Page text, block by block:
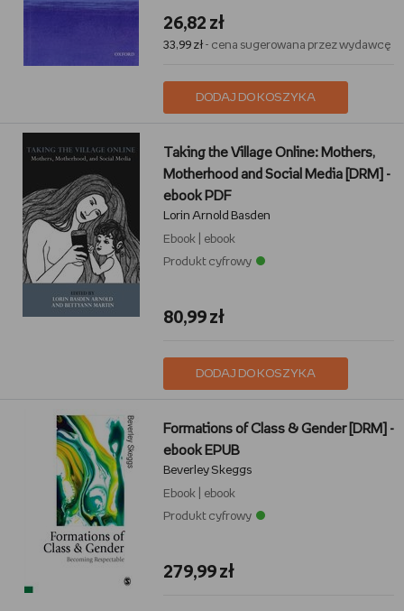
26,82 zł
33,99 zł- cena sugerowana przez wydawcę
DODAJ DO KOSZYKA
Taking the Village Online: Mothers,
Motherhood and Social Media [DRM] -
ebook PDF
Lorin Arnold Basden
Ebook
ebook
Produkt cyfrowy
80,99 zł
DODAJ DO KOSZYKA
Formations of Class & Gender [DRM] -
ebook EPUB
Beverley Skeggs
Ebook
ebook
Produkt cyfrowy
279,99 zł